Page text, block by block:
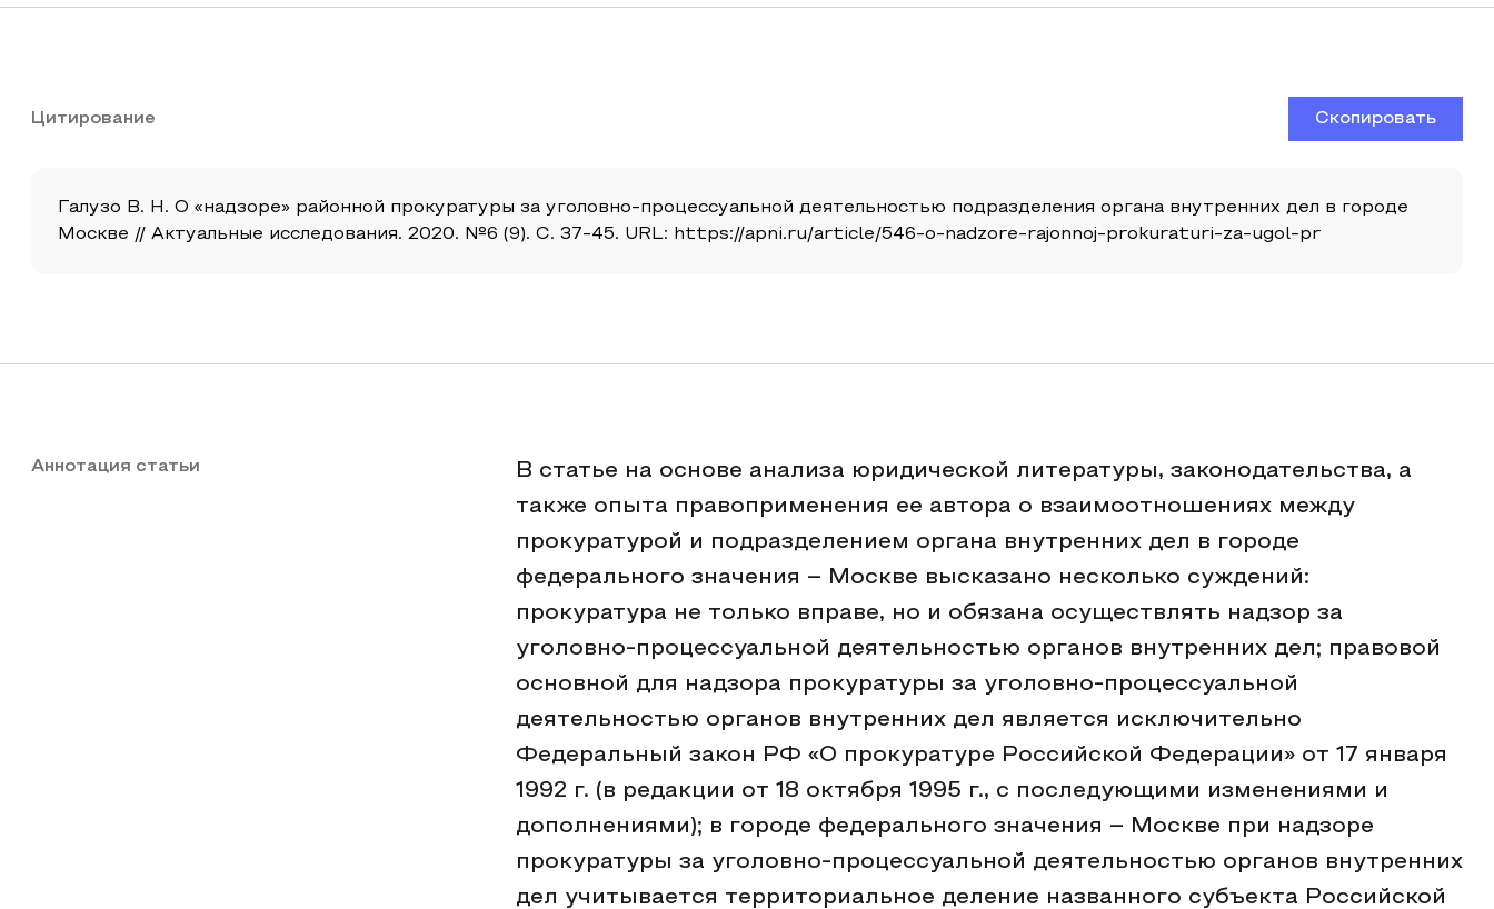
Цитирование Скопировать
Галузо В. Н. О «надзоре» районной прокуратуры за уголовно-процессуальной деятельностью подразделения органа внутренних дел в городе
Москве // Актуальные исследования. 2020. №6 (9). С. 37-45. URL: https://apni.ru/article/546-o-nadzore-rajonnoj-prokuraturi-za-ugol-pr
Аннотация статьи
В статье на основе анализа юридической литературы, законодательства, а
также опыта правоприменения ее автора о взаимоотношениях между
прокуратурой и подразделением органа внутренних дел в городе
федерального значения – Москве высказано несколько суждений:
прокуратура не только вправе, но и обязана осуществлять надзор за
уголовно-процессуальной деятельностью органов внутренних дел; правовой
основной для надзора прокуратуры за уголовно-процессуальной
деятельностью органов внутренних дел является исключительно
Федеральный закон РФ «О прокуратуре Российской Федерации» от 17 января
1992 г. (в редакции от 18 октября 1995 г., с последующими изменениями и
дополнениями); в городе федерального значения – Москве при надзоре
прокуратуры за уголовно-процессуальной деятельностью органов внутренних
дел учитывается территориальное деление названного субъекта Российской